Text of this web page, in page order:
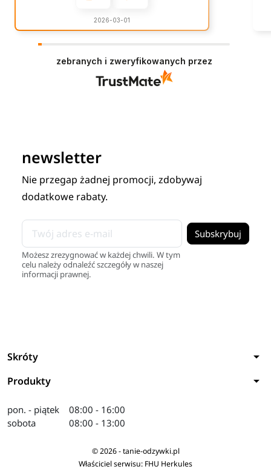
2026-03-01
zebranych i zweryfikowanych przez
newsletter
Nie przegap żadnej promocji, zdobywaj
dodatkowe rabaty.
Możesz zrezygnować w każdej chwili. W tym
celu należy odnaleźć szczegóły w naszej
informacji prawnej.
Skróty arrow_drop_down
Produkty arrow_drop_down
pon. - piątek
sobota
08:00 - 16:00
08:00 - 13:00
© 2026 - tanie-odzywki.pl
Właściciel serwisu: FHU Herkules